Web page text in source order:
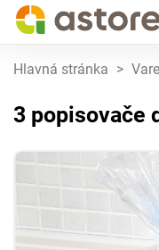
Hlavná stránka >
3 popisovače